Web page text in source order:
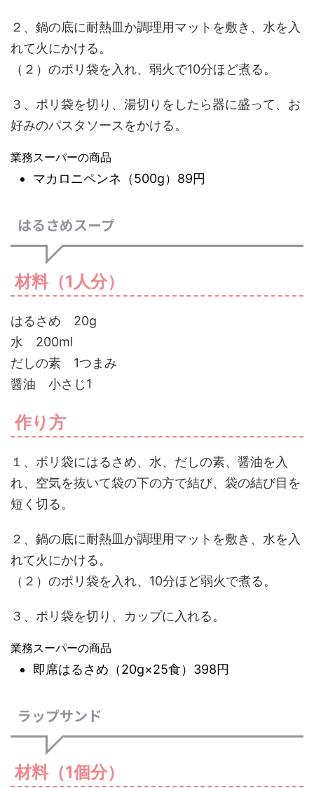
２、鍋の底に耐熱皿か調理用マットを敷き、水を入
れて火にかける。
（２）のポリ袋を入れ、弱火で10分ほど煮る。
３、ポリ袋を切り、湯切りをしたら器に盛って、お
好みのパスタソースをかける。
業務スーパーの商品
マカロニペンネ（500g）89円
はるさめスープ
材料（1人分）
はるさめ 20g
水 200ml
だしの素 1つまみ
醤油 小さじ1
作り方
１、ポリ袋にはるさめ、水、だしの素、醤油を入
れ、空気を抜いて袋の下の方で結び、袋の結び目を
短く切る。
２、鍋の底に耐熱皿か調理用マットを敷き、水を入
れて火にかける。
（２）のポリ袋を入れ、10分ほど弱火で煮る。
３、ポリ袋を切り、カップに入れる。
業務スーパーの商品
即席はるさめ（20g×25食）398円
ラップサンド
材料（1個分）